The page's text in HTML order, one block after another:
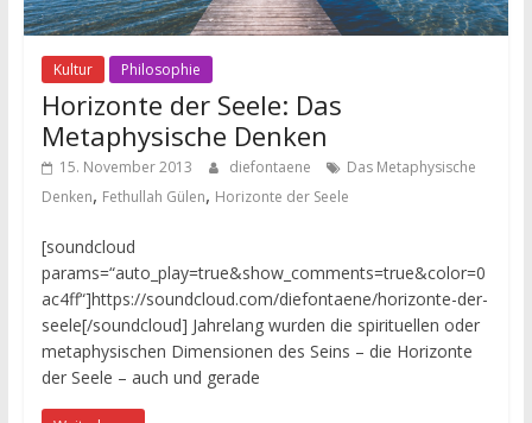
Kultur Philosophie
Horizonte der Seele: Das
Metaphysische Denken
15. November 2013 diefontaene
Das Metaphysische
Denken, Fethullah Gülen, Horizonte der Seele
[soundcloud
params=“auto_play=true&show_comments=true&color=0
ac4ff“]https://soundcloud.com/diefontaene/horizonte-der-
seele[/soundcloud] Jahrelang wurden die spirituellen oder
metaphysischen Dimensionen des Seins – die Horizonte
der Seele – auch und gerade